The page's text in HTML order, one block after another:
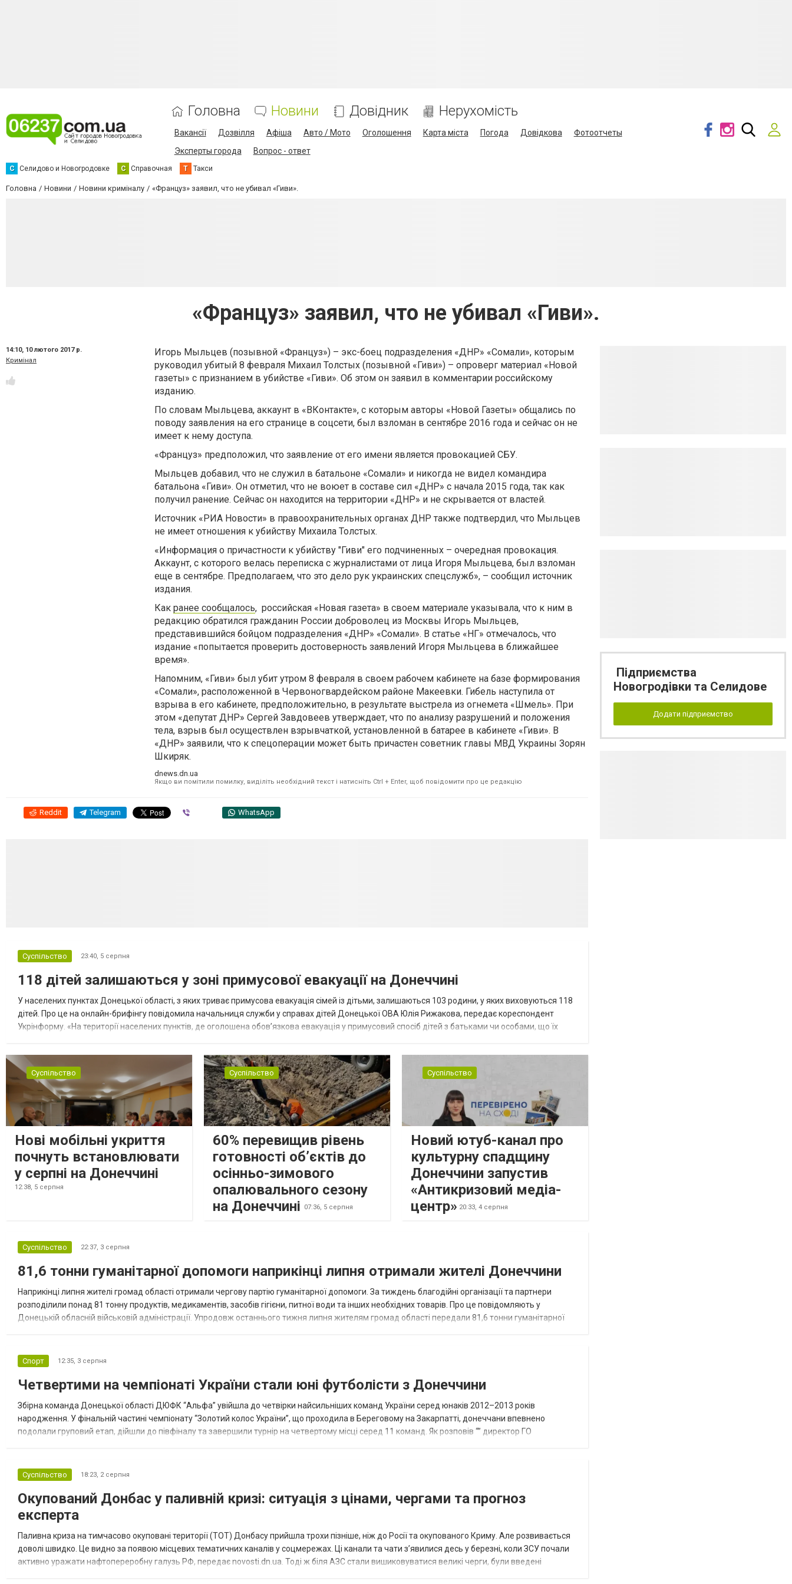
Головна Новини Довідник Нерухомість
Вакансії Дозвілля Афіша Авто / Мото Оголошення Карта міста Погода Довідкова
Фотоотчеты
Эксперты города
Вопрос - ответ
С Селидово и Новогродовке С Справочная Т Такси
Головна Новини Новини криміналу «Француз» заявил, что не убивал «Гиви».
«Француз» заявил, что не убивал «Гиви».
14:10, 10 лютого 2017 р.
Кримінал
Игорь Мыльцев (позывной «Француз») – экс-боец подразделения «ДНР» «Сомали», которым
руководил убитый 8 февраля Михаил Толстых (позывной «Гиви») – опроверг материал «Новой
газеты» с признанием в убийстве «Гиви». Об этом он заявил в комментарии российскому
изданию.
По словам Мыльцева, аккаунт в «ВКонтакте», с которым авторы «Новой Газеты» общались по
поводу заявления на его странице в соцсети, был взломан в сентябре 2016 года и сейчас он не
имеет к нему доступа.
«Француз» предположил, что заявление от его имени является провокацией СБУ.
Мыльцев добавил, что не служил в батальоне «Сомали» и никогда не видел командира
батальона «Гиви». Он отметил, что не воюет в составе сил «ДНР» с начала 2015 года, так как
получил ранение. Сейчас он находится на территории «ДНР» и не скрывается от властей.
Источник «РИА Новости» в правоохранительных органах ДНР также подтвердил, что Мыльцев
не имеет отношения к убийству Михаила Толстых.
«Информация о причастности к убийству "Гиви" его подчиненных – очередная провокация.
Аккаунт, с которого велась переписка с журналистами от лица Игоря Мыльцева, был взломан
еще в сентябре. Предполагаем, что это дело рук украинских спецслужб», – сообщил источник
издания.
Как ранее сообщалось, российская «Новая газета» в своем материале указывала, что к ним в
редакцию обратился гражданин России доброволец из Москвы Игорь Мыльцев,
представившийся бойцом подразделения «ДНР» «Сомали». В статье «НГ» отмечалось, что
издание «попытается проверить достоверность заявлений Игоря Мыльцева в ближайшее
время».
Напомним, «Гиви» был убит утром 8 февраля в своем рабочем кабинете на базе формирования
«Сомали», расположенной в Червоногвардейском районе Макеевки. Гибель наступила от
взрыва в его кабинете, предположительно, в результате выстрела из огнемета «Шмель». При
этом «депутат ДНР» Сергей Завдовеев утверждает, что по анализу разрушений и положения
тела, взрыв был осуществлен взрывчаткой, установленной в батарее в кабинете «Гиви». В
«ДНР» заявили, что к спецоперации может быть причастен советник главы МВД Украины Зорян
Шкиряк.
dnews.dn.ua
Якщо ви помітили помилку, виділіть необхідний текст і натисніть Ctrl + Enter, щоб повідомити про це редакцію
Reddit Telegram WhatsApp
Суспільство 23:40, 5 серпня
118 дітей залишаються у зоні примусової евакуації на Донеччині
У населених пунктах Донецької області, з яких триває примусова евакуація сімей із дітьми, залишаються 103 родини, у яких виховуються 118
дітей. Про це на онлайн-брифінгу повідомила начальниця служби у справах дітей Донецької ОВА Юлія Рижакова, передає кореспондент
Укрінформу. «На території населених пунктів, де оголошена обов’язкова евакуація у примусовий спосіб дітей з батьками чи особами, що їх
Суспільство
Нові мобільні укриття
почнуть встановлювати
у серпні на Донеччині
12:38, 5 серпня
Суспільство
60% перевищив рівень
готовності об’єктів до
осінньо-зимового
опалювального сезону
на Донеччині
07:36, 5 серпня
Суспільство
Новий ютуб-канал про
культурну спадщину
Донеччини запустив
«Антикризовий медіа-
центр» 20:33, 4 серпня
Суспільство 22:37, 3 серпня
81,6 тонни гуманітарної допомоги наприкінці липня отримали жителі Донеччини
Наприкінці липня жителі громад області отримали чергову партію гуманітарної допомоги. За тиждень благодійні організації та партнери
розподілили понад 81 тонну продуктів, медикаментів, засобів гігієни, питної води та інших необхідних товарів. Про це повідомляють у
Донецькій обласній військовій адміністрації. Упродовж останнього тижня липня жителям громад області передали 81,6 тонни гуманітарної
Спорт 12:35, 3 серпня
Четвертими на чемпіонаті України стали юні футболісти з Донеччини
Збірна команда Донецької області ДЮФК “Альфа” увійшла до четвірки найсильніших команд України серед юнаків 2012–2013 років
народження. У фінальній частині чемпіонату “Золотий колос України”, що проходила в Береговому на Закарпатті, донеччани впевнено
подолали груповий етап, дійшли до півфіналу та завершили турнір на четвертому місці серед 11 команд. Як розповів “” директор ГО
Суспільство 18:23, 2 серпня
Окупований Донбас у паливній кризі: ситуація з цінами, чергами та прогноз
експерта
Паливна криза на тимчасово окуповані території (ТОТ) Донбасу прийшла трохи пізніше, ніж до Росії та окупованого Криму. Але розвивається
доволі швидко. Це видно за появою місцевих тематичних каналів у соцмережах. Ці канали та чати з’явилися десь у березні, коли ЗСУ почали
активно уражати нафтопереробну галузь РФ, передає novosti.dn.ua. Тоді ж біля АЗС стали вишиковуватися великі черги, були введені
Підприємства
Новогродівки та Селидове
Додати підприємство